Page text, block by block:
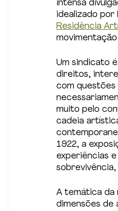
intensa
idealizado por
Residência
Um sindicato
direitos,
com questões
muito pelo
cadeia
1922, a
experiências
A temática da
dimensões